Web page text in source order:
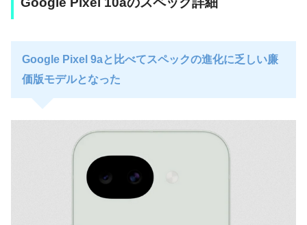
Google Pixel 9aと比べてスペックの進化に乏しい廉
価版モデルとなった